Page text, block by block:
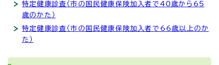
特定健康診査（市の国民健康保険加入者で40歳から65
歳のかた）
特定健康診査（市の国民健康保険加入者で66歳以上のか
た）